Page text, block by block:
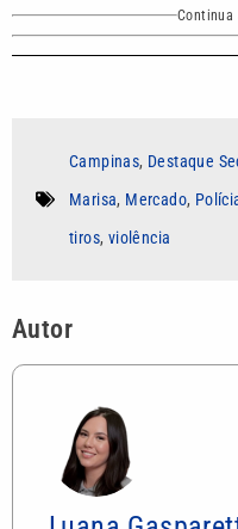
Continua
Campinas, Destaque
Marisa, Mercado,
tiros, violência
Autor